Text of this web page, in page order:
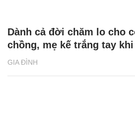
GIA ĐÌNH
Dành cả đời chăm lo cho
chồng, mẹ kế trắng tay